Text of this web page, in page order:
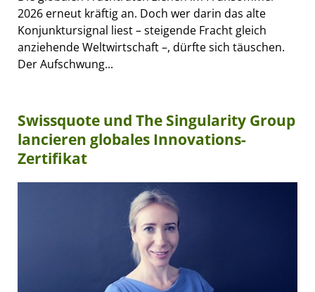
2026 erneut kräftig an. Doch wer darin das alte
Konjunktursignal liest – steigende Fracht gleich
anziehende Weltwirtschaft –, dürfte sich täuschen.
Der Aufschwung...
Swissquote und The Singularity Group
lancieren globales Innovations-
Zertifikat